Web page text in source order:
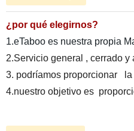
¿por qué elegirnos?
1.eTaboo es nuestra propia
2.Servicio general , cerrado
3. podríamos proporcionar la
4.nuestro objetivo es